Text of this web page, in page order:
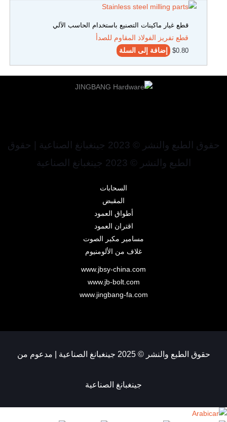
قطع غيار ماكينات التصنيع باستخدام الحاسب الآلي
قطع تفريز الفولاذ المقاوم للصدأ
$0.80 إضافة إلى السلة
حقوق الطبع والنشر © 2023 جينغبانغ الصناعية | حقوق
الطبع والنشر © 2023 جينغبانغ الصناعية
السحابات
المقبض
أطواق العمود
اقتران العمود
مسامير مكبر الصوت
غلاف من الألومنيوم
www.jbsy-china.com
www.jb-bolt.com
www.jingbang-fa.com
حقوق الطبع والنشر © 2025 جينغبانغ الصناعية | مدعوم من
جينغبانغ الصناعية
Arabic